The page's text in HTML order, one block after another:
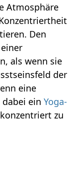
Atmosphäre
Den
als wenn sie
der
eine
dabei einYoga-
zu